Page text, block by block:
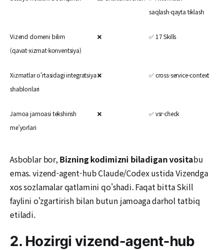
saqlash·qayta tiklash
Vizend domeni bilim
(qavat·xizmat·konventsiya)
❌ ✅ 17 Skills
Xizmatlar o'rtasidagi integratsiya
shablonlari
❌ ✅ cross-service-context
Jamoa jamoasi tekshirish
me'yorlari
❌ ✅ vsr-check
Asboblar bor, Bizning kodimizni biladigan vositabu
emas. vizend-agent-hub Claude/Codex ustida Vizendga
xos sozlamalar qatlamini qo'shadi. Faqat bitta Skill
faylini o'zgartirish bilan butun jamoaga darhol tatbiq
etiladi.
2. Hozirgi vizend-agent-hub